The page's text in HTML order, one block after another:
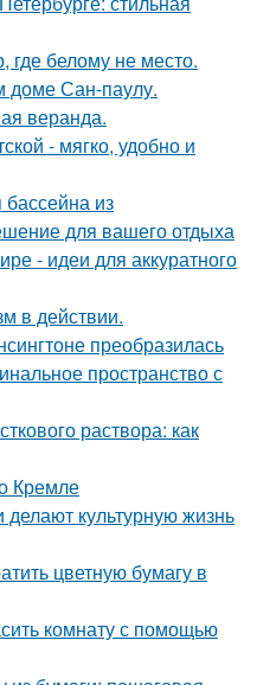
где белому не место.
доме Сан-паулу.
веранда.
- мягко, удобно и
из
для вашего отдыха
- идеи для аккуратного
в действии.
преобразилась
пространство с
раствора: как
Кремле
культурную жизнь
цветную бумагу в
комнату с помощью